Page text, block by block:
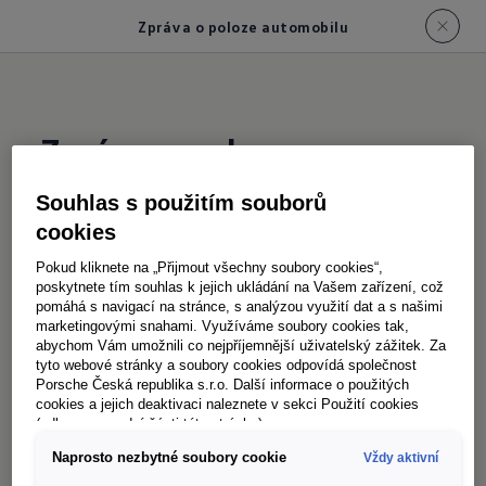
Zpráva o poloze automobilu
Zpráva o poloze
automobilu
Přehled
o Vašem voze
Váš automobil, Vaše pravidla: Určete oblast,
kterou Váš automobil ve stanovené době
nesmí opustit, nebo projet. A v případě, že k
tomu i přesto dojde, dostanete o tom
okamžitě zprávu. To je velmi praktické, když
službě o něm budete mít přehled, i když nejste
Souhlas s použitím souborů
cookies
Pokud kliknete na „Přijmout všechny soubory cookies“,
poskytnete tím souhlas k jejich ukládání na Vašem zařízení, což
pomáhá s navigací na stránce, s analýzou využití dat a s našimi
marketingovými snahami. Využíváme soubory cookies tak,
abychom Vám umožnili co nejpříjemnější uživatelský zážitek. Za
tyto webové stránky a soubory cookies odpovídá společnost
Porsche Česká republika s.r.o. Další informace o použitých
cookies a jejich deaktivaci naleznete v sekci Použití cookies
(odkaz ve spodní části této stránky).
Naprosto nezbytné soubory cookie Vždy aktivní